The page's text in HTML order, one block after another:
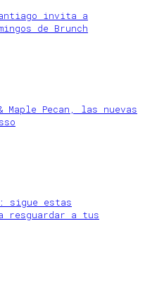
invita a
de Brunch
Maple Pecan, las nuevas
sigue estas
resguardar a tus